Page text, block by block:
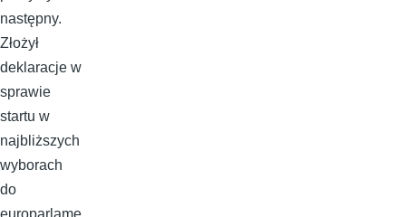
następny.
Złożył
deklaracje w
sprawie
startu w
najbliższych
wyborach
do